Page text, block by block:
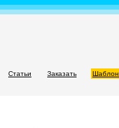
Статьи Заказать